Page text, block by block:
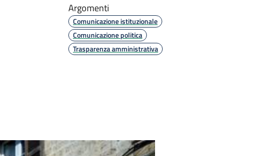
Argomenti
Comunicazione istituzionale
Comunicazione politica
Trasparenza amministrativa